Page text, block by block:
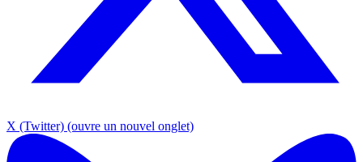
X (Twitter) (ouvre un nouvel onglet)